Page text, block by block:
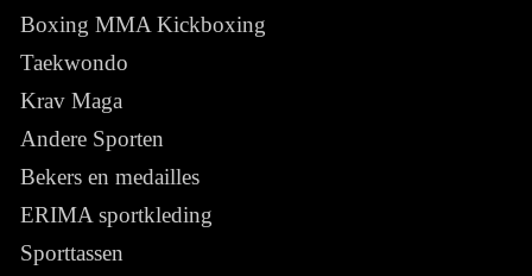
Boxing MMA Kickboxing
Taekwondo
Krav Maga
Andere Sporten
Bekers en medailles
ERIMA sportkleding
Sporttassen